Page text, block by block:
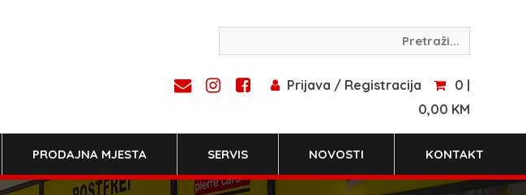
Prijava / Registracija
0 |
0,00 KM
PRODAJNA MJESTA SERVIS NOVOSTI KONTAKT